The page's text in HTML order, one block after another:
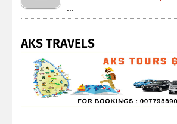
AKS TRAVELS